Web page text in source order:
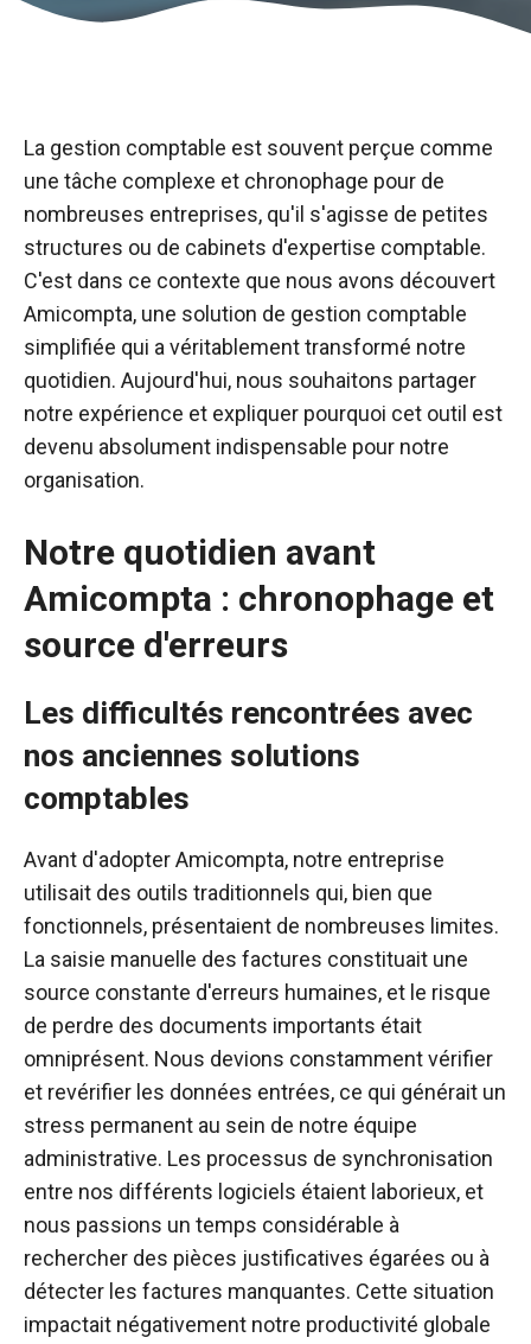
La gestion comptable est souvent perçue comme
une tâche complexe et chronophage pour de
nombreuses entreprises, qu'il s'agisse de petites
structures ou de cabinets d'expertise comptable.
C'est dans ce contexte que nous avons découvert
Amicompta, une solution de gestion comptable
simplifiée qui a véritablement transformé notre
quotidien. Aujourd'hui, nous souhaitons partager
notre expérience et expliquer pourquoi cet outil est
devenu absolument indispensable pour notre
organisation.
Notre quotidien avant
Amicompta : chronophage et
source d'erreurs
Les difficultés rencontrées avec
nos anciennes solutions
comptables
Avant d'adopter Amicompta, notre entreprise
utilisait des outils traditionnels qui, bien que
fonctionnels, présentaient de nombreuses limites.
La saisie manuelle des factures constituait une
source constante d'erreurs humaines, et le risque
de perdre des documents importants était
omniprésent. Nous devions constamment vérifier
et revérifier les données entrées, ce qui générait un
stress permanent au sein de notre équipe
administrative. Les processus de synchronisation
entre nos différents logiciels étaient laborieux, et
nous passions un temps considérable à
rechercher des pièces justificatives égarées ou à
détecter les factures manquantes. Cette situation
impactait négativement notre productivité globale